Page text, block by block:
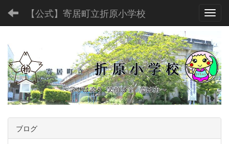
【公式】寄居町立折原小学校
ブログ